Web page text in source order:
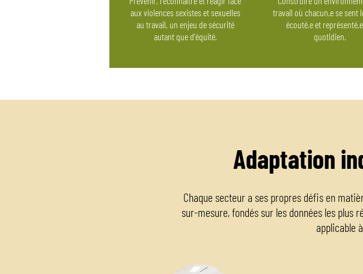
aux violences sexistes et sexuelles
au travail, un enjeu de sécurité
autant que d'équité.
travail où chacun.e se sent
écouté.e et
quotidien.
Adaptation
Chaque secteur a ses propres défis en
sur-mesure, fondés sur les données les
applicable